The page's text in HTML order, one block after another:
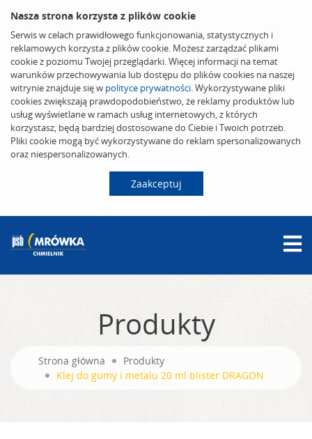
Nasza strona korzysta z plików cookie
Serwis w celach prawidłowego funkcjonowania, statystycznych i
reklamowych korzysta z plików cookie. Możesz zarządzać plikami
cookie z poziomu Twojej przeglądarki. Więcej informacji na temat
warunków przechowywania lub dostępu do plików cookies na naszej
witrynie znajduje się w polityce prywatności. Wykorzystywane pliki
cookies zwiększają prawdopodobieństwo, że reklamy produktów lub
usług wyświetlane w ramach usług internetowych, z których
korzystasz, będą bardziej dostosowane do Ciebie i Twoich potrzeb.
Pliki cookie mogą być wykorzystywane do reklam spersonalizowanych
oraz niespersonalizowanych.
Zaakceptuj
Produkty
Strona główna
Produkty
Klej do gumy i metalu 20 ml blister DRAGON